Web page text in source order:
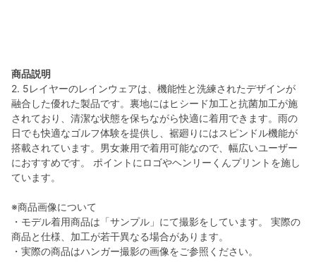
商品説明
2. 5レイヤーのレインウェアは、機能性と洗練されたデザインが
融合した優れた製品です。裏地にはヒシード加工と抗菌加工が施
されており、清潔な状態を保ちながら快適に着用できます。雨の
日でも快適なゴルフ体験を提供し、裾廻りにはスピンドル機能が
搭載されています。男女兼用で着用可能なので、幅広いユーザー
におすすめです。 ポイントにロゴやヘンリーくんプリントを施し
ています。
※商品画像について
・モデル着用商品は「サンプル」にて撮影をしています。 実際の
商品と仕様、加工が若干異なる場合があります。
・実際の商品はハンガー撮影の画像をご参照ください。